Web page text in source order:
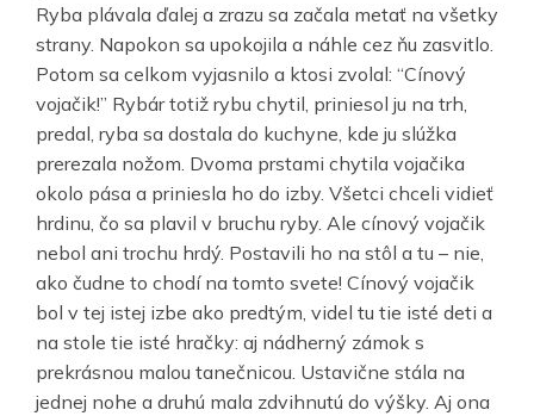
Ryba plávala ďalej a zrazu sa začala metať na všetky
strany. Napokon sa upokojila a náhle cez ňu zasvitlo.
Potom sa celkom vyjasnilo a ktosi zvolal: “Cínový
vojačik!” Rybár totiž rybu chytil, priniesol ju na trh,
predal, ryba sa dostala do kuchyne, kde ju slúžka
prerezala nožom. Dvoma prstami chytila vojačika
okolo pása a priniesla ho do izby. Všetci chceli vidieť
hrdinu, čo sa plavil v bruchu ryby. Ale cínový vojačik
nebol ani trochu hrdý. Postavili ho na stôl a tu – nie,
ako čudne to chodí na tomto svete! Cínový vojačik
bol v tej istej izbe ako predtým, videl tu tie isté deti a
na stole tie isté hračky: aj nádherný zámok s
prekrásnou malou tanečnicou. Ustavične stála na
jednej nohe a druhú mala zdvihnutú do výšky. Aj ona